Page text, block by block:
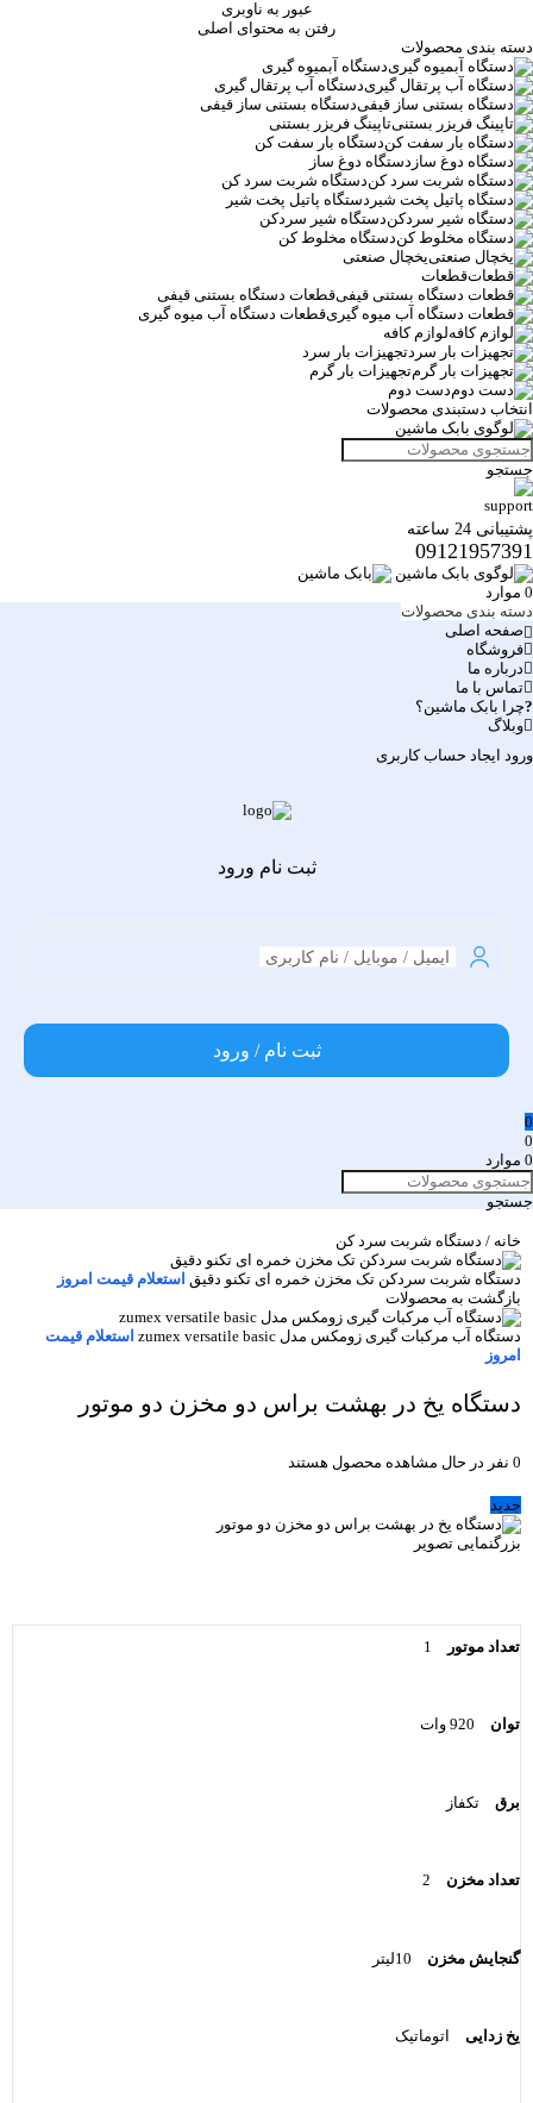
عبور به ناوبری
رفتن به محتوای اصلی
دسته بندی محصولات
دستگاه آبمیوه گیری
دستگاه آب پرتقال گیری
دستگاه بستنی ساز قیفی
تاپینگ فریزر بستنی
دستگاه بار سفت کن
دستگاه دوغ ساز
دستگاه شربت سرد کن
دستگاه پاتیل پخت شیر
دستگاه شیر سردکن
دستگاه مخلوط کن
یخچال صنعتی
قطعات
قطعات دستگاه بستنی قیفی
قطعات دستگاه آب میوه گیری
لوازم کافه
تجهیزات بار سرد
تجهیزات بار گرم
دست دوم
انتخاب دستبندی محصولات
جستجو
پشتیبانی 24 ساعته
09121957391
0 موارد
دسته بندی محصولات
صفحه اصلی
فروشگاه
درباره ما
تماس با ما
چرا بابک ماشین؟
وبلاگ
ورود ایجاد حساب کاربری
ثبت نام ورود
ایمیل / موبایل / نام کاربری
ثبت نام / ورود
0
0
0 موارد
جستجو
خانه / دستگاه شربت سرد کن
دستگاه شربت سردکن تک مخزن خمره ای تکنو دقیق استعلام قیمت امروز
بازگشت به محصولات
دستگاه آب مرکبات گیری زومکس مدل zumex versatile basic
استعلام قیمت
امروز
دستگاه یخ در بهشت براس دو مخزن دو موتور
0 نفر در حال مشاهده محصول هستند
جدید
بزرگنمایی تصویر
تعداد موتور 1
توان 920 وات
برق تکفاز
تعداد مخزن 2
گنجایش مخزن 10لیتر
یخ زدایی اتوماتیک